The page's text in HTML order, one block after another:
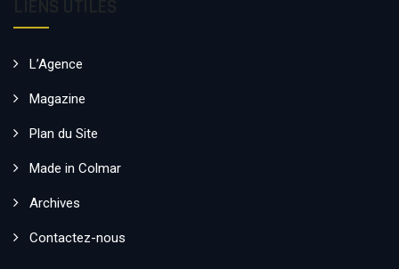
L’Agence
Magazine
Plan du Site
Made in Colmar
Archives
Contactez-nous